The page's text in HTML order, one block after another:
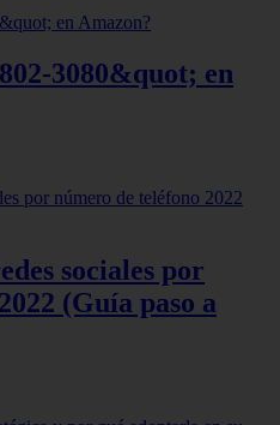
3080&quot; en
sociales por
(Guía paso a